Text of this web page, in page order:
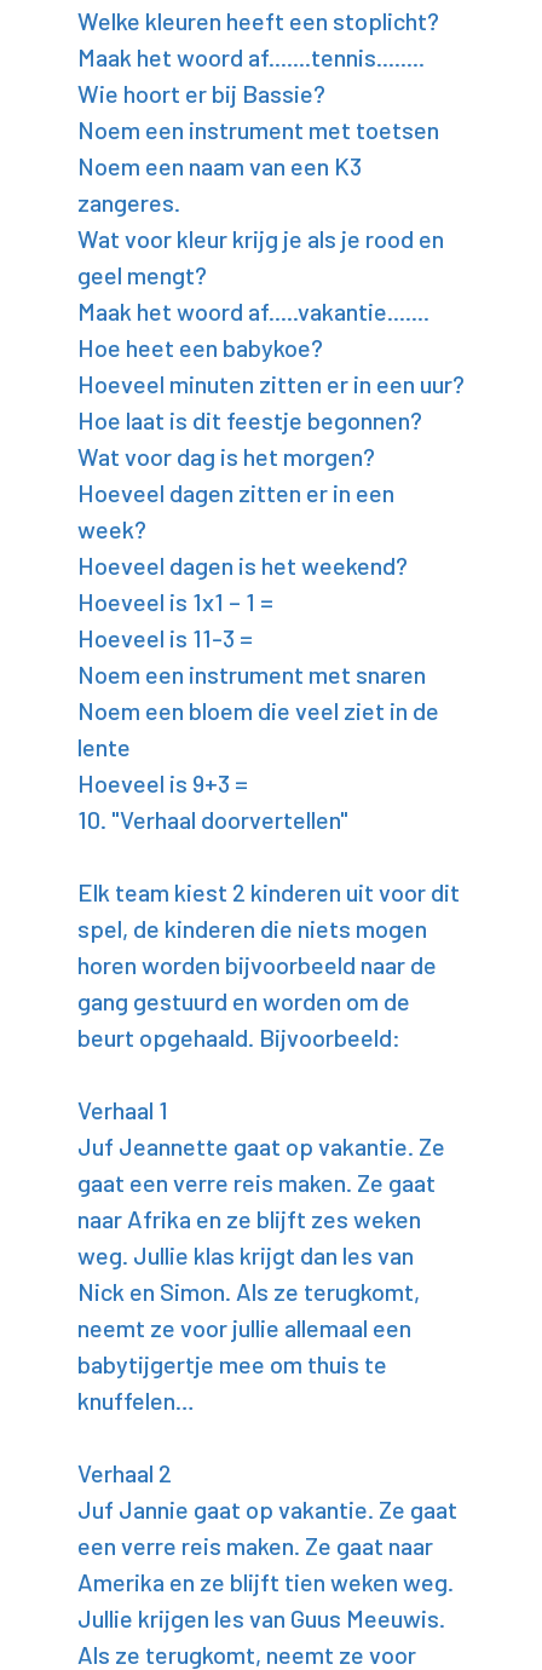
Welke kleuren heeft een stoplicht?
Maak het woord af.......tennis........
Wie hoort er bij Bassie?
Noem een instrument met toetsen
Noem een naam van een K3
zangeres.
Wat voor kleur krijg je als je rood en
geel mengt?
Maak het woord af.....vakantie.......
Hoe heet een babykoe?
Hoeveel minuten zitten er in een uur?
Hoe laat is dit feestje begonnen?
Wat voor dag is het morgen?
Hoeveel dagen zitten er in een
week?
Hoeveel dagen is het weekend?
Hoeveel is 1x1 – 1 =
Hoeveel is 11-3 =
Noem een instrument met snaren
Noem een bloem die veel ziet in de
lente
Hoeveel is 9+3 =
10. "Verhaal doorvertellen"
Elk team kiest 2 kinderen uit voor dit
spel, de kinderen die niets mogen
horen worden bijvoorbeeld naar de
gang gestuurd en worden om de
beurt opgehaald. Bijvoorbeeld:
Verhaal 1
Juf Jeannette gaat op vakantie. Ze
gaat een verre reis maken. Ze gaat
naar Afrika en ze blijft zes weken
weg. Jullie klas krijgt dan les van
Nick en Simon. Als ze terugkomt,
neemt ze voor jullie allemaal een
babytijgertje mee om thuis te
knuffelen…
Verhaal 2
Juf Jannie gaat op vakantie. Ze gaat
een verre reis maken. Ze gaat naar
Amerika en ze blijft tien weken weg.
Jullie krijgen les van Guus Meeuwis.
Als ze terugkomt, neemt ze voor